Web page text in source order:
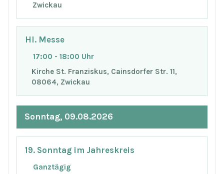
Zwickau
Hl. Messe
17:00 - 18:00 Uhr
Kirche St. Franziskus, Cainsdorfer Str. 11,
08064, Zwickau
Sonntag, 09.08.2026
19. Sonntag im Jahreskreis
Ganztägig